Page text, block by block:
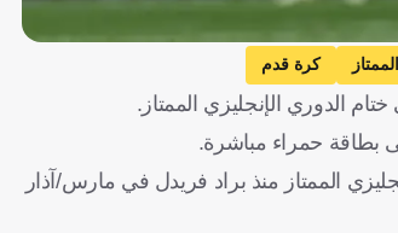
كرة قدم
الدوري الإنجليزي الممتاز.
بطاقة حمراء مباشرة.
الممتاز منذ براد فريدل في مارس/آذار